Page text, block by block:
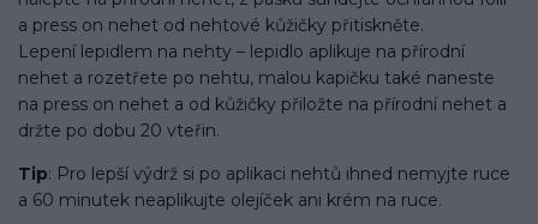
a press on nehet od nehtové kůžičky přitiskněte.
Lepení lepidlem na nehty – lepidlo aplikuje na přírodní
nehet a rozetřete po nehtu, malou kapičku také naneste
na press on nehet a od kůžičky přiložte na přírodní nehet a
držte po dobu 20 vteřin.
Tip: Pro lepší výdrž si po aplikaci nehtů ihned nemyjte ruce
a 60 minutek neaplikujte olejíček ani krém na ruce.